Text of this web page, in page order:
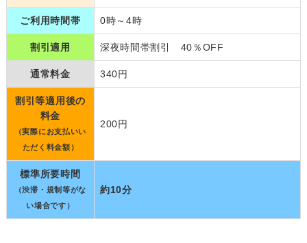
ご利用時間帯 0時～4時
割引適用 深夜時間帯割引 40％OFF
通常料金 340円
割引等適用後の
料金
（実際にお支払いい
ただく料金額）
200円
標準所要時間
（渋滞・規制等がな
い場合です）
約10分